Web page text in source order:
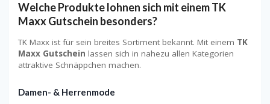
Welche Produkte lohnen sich mit einem TK
Maxx Gutschein besonders?
TK Maxx ist für sein breites Sortiment bekannt. Mit einem TK
Maxx Gutschein lassen sich in nahezu allen Kategorien
attraktive Schnäppchen machen.
Damen- & Herrenmode